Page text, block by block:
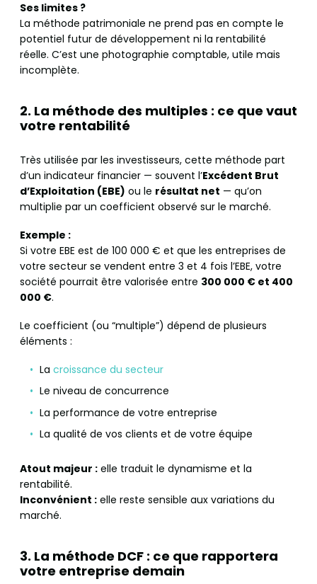
Ses limites ?
La méthode patrimoniale ne prend pas en compte le
potentiel futur de développement ni la rentabilité
réelle. C’est une photographie comptable, utile mais
incomplète.
2. La méthode des multiples : ce que vaut
votre rentabilité
Très utilisée par les investisseurs, cette méthode part
d’un indicateur financier — souvent l’Excédent Brut
d’Exploitation (EBE) ou le résultat net — qu’on
multiplie par un coefficient observé sur le marché.
Exemple :
Si votre EBE est de 100 000 € et que les entreprises de
votre secteur se vendent entre 3 et 4 fois l’EBE, votre
société pourrait être valorisée entre 300 000 € et 400
000 €.
Le coefficient (ou “multiple”) dépend de plusieurs
éléments :
La croissance du secteur
Le niveau de concurrence
La performance de votre entreprise
La qualité de vos clients et de votre équipe
Atout majeur : elle traduit le dynamisme et la
rentabilité.
Inconvénient : elle reste sensible aux variations du
marché.
3. La méthode DCF : ce que rapportera
votre entreprise demain